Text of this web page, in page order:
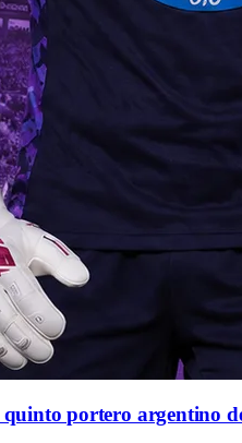
portero argentino